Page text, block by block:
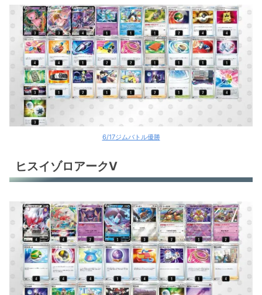
6/17ジムバトル優勝
ヒスイゾロアークV